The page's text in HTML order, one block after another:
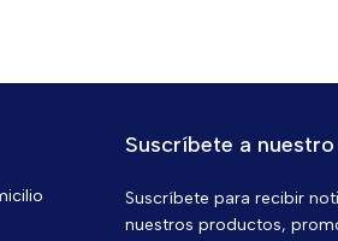
Suscríbete a
Suscríbete para recibir
nuestros productos,